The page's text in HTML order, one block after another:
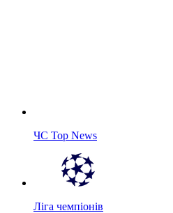
ЧС Top News
Ліга чемпіонів